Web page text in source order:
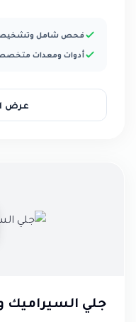
فحص شامل
أدوات ومعدات
عرض
جلي السيراميك